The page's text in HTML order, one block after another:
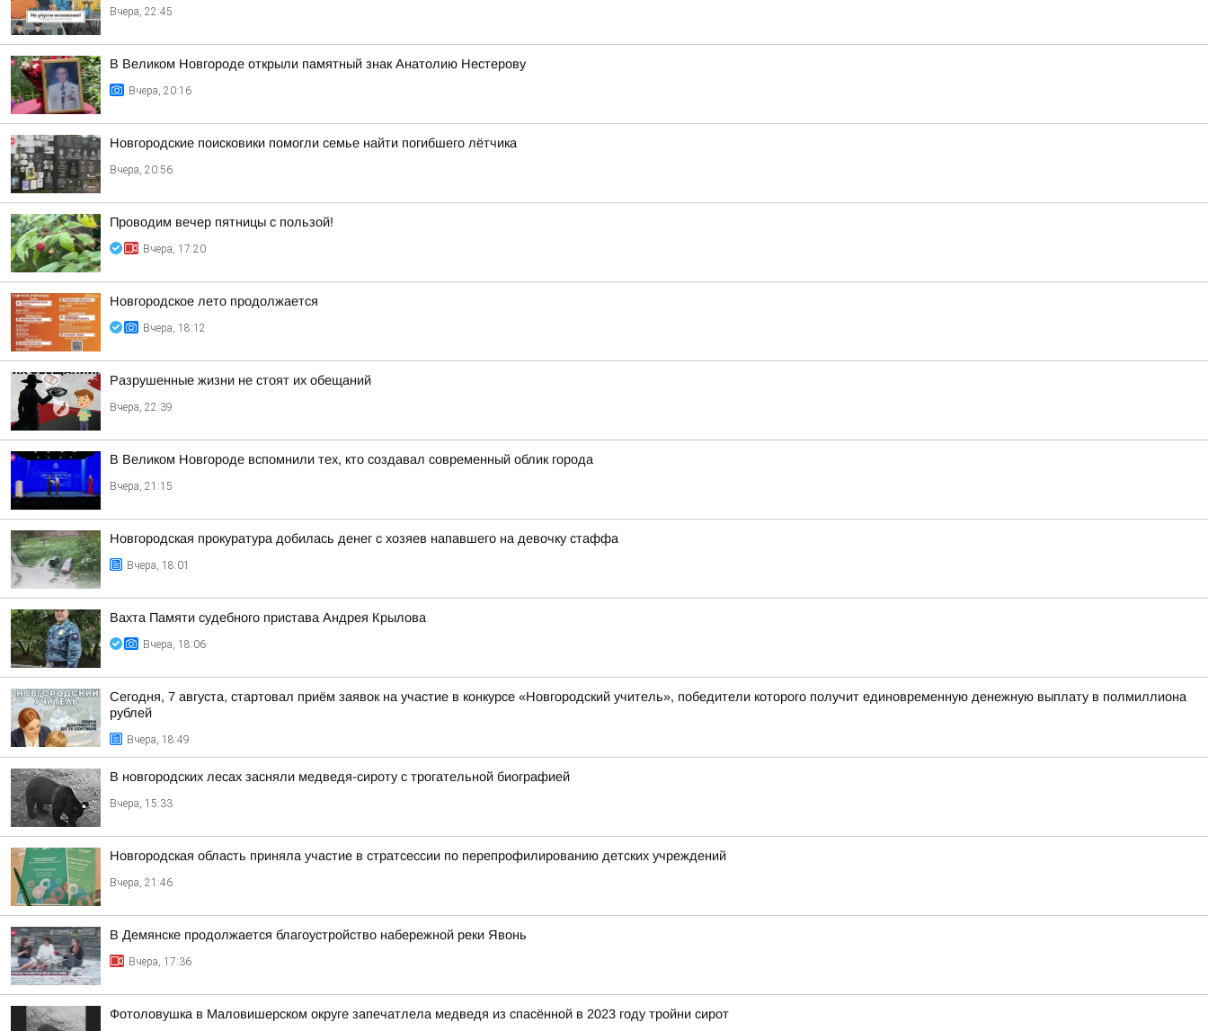
Вчера, 22:45
В Великом Новгороде открыли памятный знак Анатолию Нестерову
Вчера, 20:16
Новгородские поисковики помогли семье найти погибшего лётчика
Вчера, 20:56
Проводим вечер пятницы с пользой!
Вчера, 17:20
Новгородское лето продолжается
Вчера, 18:12
Разрушенные жизни не стоят их обещаний
Вчера, 22:39
В Великом Новгороде вспомнили тех, кто создавал современный облик города
Вчера, 21:15
Новгородская прокуратура добилась денег с хозяев напавшего на девочку стаффа
Вчера, 18:01
Вахта Памяти судебного пристава Андрея Крылова
Вчера, 18:06
Сегодня, 7 августа, стартовал приём заявок на участие в конкурсе «Новгородский учитель», победители которого получит единовременную денежную выплату в полмиллиона
рублей
Вчера, 18:49
В новгородских лесах засняли медведя-сироту с трогательной биографией
Вчера, 15:33
Новгородская область приняла участие в стратсессии по перепрофилированию детских учреждений
Вчера, 21:46
В Демянске продолжается благоустройство набережной реки Явонь
Вчера, 17:36
Фотоловушка в Маловишерском округе запечатлела медведя из спасённой в 2023 году тройни сирот